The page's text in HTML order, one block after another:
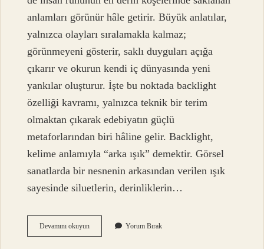
anlamları görünür hâle getirir. Büyük anlatılar,
yalnızca olayları sıralamakla kalmaz;
görünmeyeni gösterir, saklı duyguları açığa
çıkarır ve okurun kendi iç dünyasında yeni
yankılar oluşturur. İşte bu noktada backlight
özelliği kavramı, yalnızca teknik bir terim
olmaktan çıkarak edebiyatın güçlü
metaforlarından biri hâline gelir. Backlight,
kelime anlamıyla “arka ışık” demektir. Görsel
sanatlarda bir nesnenin arkasından verilen ışık
sayesinde siluetlerin, derinliklerin…
Devamını okuyunBacklight
özelliği
Yorum Bırak